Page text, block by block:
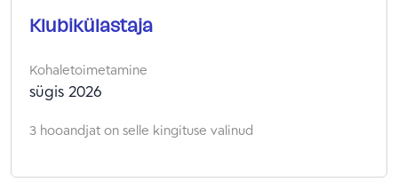
Klubikülastaja
Kohaletoimetamine
sügis 2026
3 hooandjat on selle kingituse valinud